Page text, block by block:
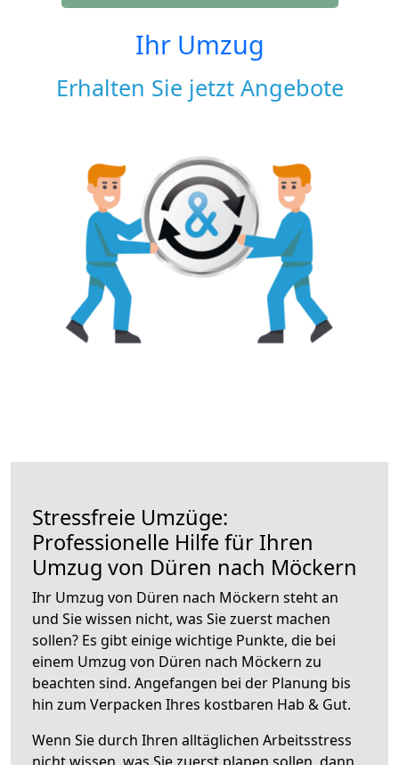
Ihr Umzug
Erhalten Sie jetzt Angebote
Stressfreie Umzüge:
Professionelle Hilfe für Ihren
Umzug von Düren nach Möckern
Ihr Umzug von Düren nach Möckern steht an
und Sie wissen nicht, was Sie zuerst machen
sollen? Es gibt einige wichtige Punkte, die bei
einem Umzug von Düren nach Möckern zu
beachten sind. Angefangen bei der Planung bis
hin zum Verpacken Ihres kostbaren Hab & Gut.
Wenn Sie durch Ihren alltäglichen Arbeitsstress